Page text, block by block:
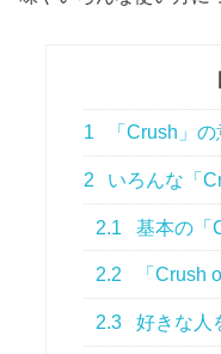
1 「Crush」
2 いろんな「
2.1 基本の「
2.2 「Crush
2.3 好きな人